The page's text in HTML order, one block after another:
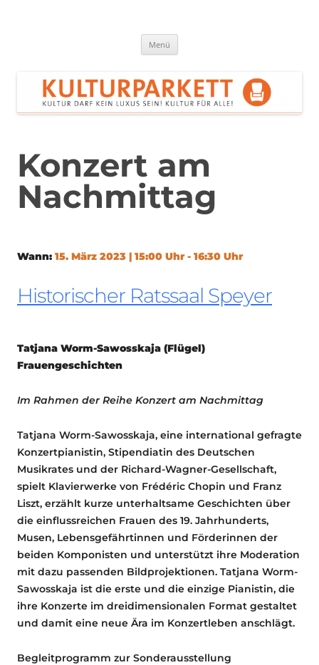
Menü
Konzert am
Nachmittag
Wann: 15. März 2023 | 15:00 Uhr - 16:30 Uhr
Historischer Ratssaal Speyer
Tatjana Worm-Sawosskaja (Flügel)
Frauengeschichten
Im Rahmen der Reihe Konzert am Nachmittag
Tatjana Worm-Sawosskaja, eine international gefragte
Konzertpianistin, Stipendiatin des Deutschen
Musikrates und der Richard-Wagner-Gesellschaft,
spielt Klavierwerke von Frédéric Chopin und Franz
Liszt, erzählt kurze unterhaltsame Geschichten über
die einflussreichen Frauen des 19. Jahrhunderts,
Musen, Lebensgefährtinnen und Förderinnen der
beiden Komponisten und unterstützt ihre Moderation
mit dazu passenden Bildprojektionen. Tatjana Worm-
Sawosskaja ist die erste und die einzige Pianistin, die
ihre Konzerte im dreidimensionalen Format gestaltet
und damit eine neue Ära im Konzertleben anschlägt.
Begleitprogramm zur Sonderausstellung